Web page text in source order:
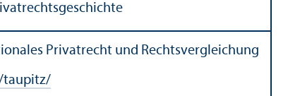
Privatrecht und Rechts­vergleich­ung
taupitz/